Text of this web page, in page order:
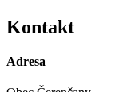
Kontakt
Adresa